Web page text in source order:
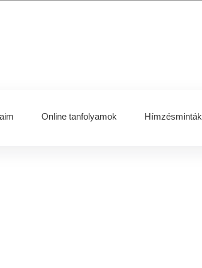
Online tanfolyamok Hímzésminták